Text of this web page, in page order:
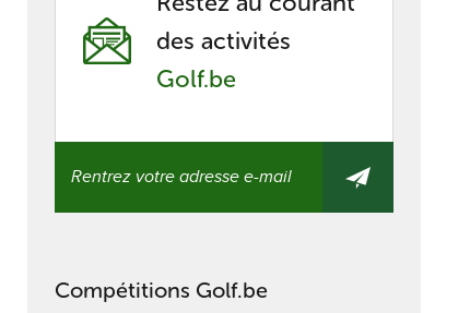
des activités
Golf.be
Compétitions Golf.be